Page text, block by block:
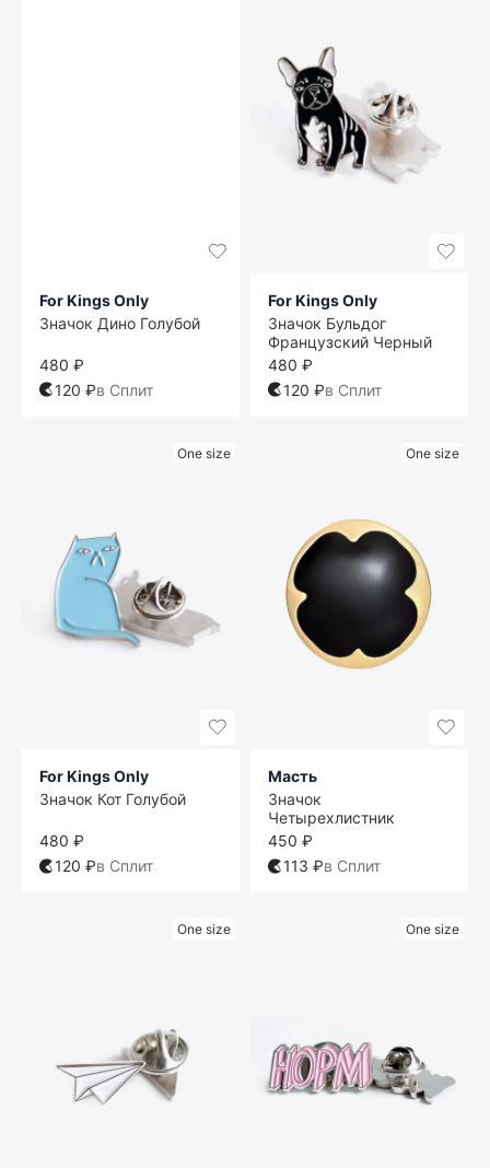
For Kings Only
Значок Дино Голубой
480 ₽
120 ₽в Сплит
For Kings Only
Значок Бульдог
Французский Черный
480 ₽
120 ₽в Сплит
One size
For Kings Only
Значок Кот Голубой
480 ₽
120 ₽в Сплит
One size
Масть
Значок
Четырехлистник
450 ₽
113 ₽в Сплит
One size One size